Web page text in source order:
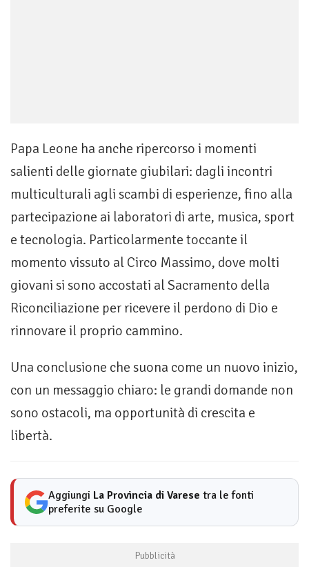
Papa Leone ha anche ripercorso i momenti
salienti delle giornate giubilari: dagli incontri
multiculturali agli scambi di esperienze, fino alla
partecipazione ai laboratori di arte, musica, sport
e tecnologia. Particolarmente toccante il
momento vissuto al Circo Massimo, dove molti
giovani si sono accostati al Sacramento della
Riconciliazione per ricevere il perdono di Dio e
rinnovare il proprio cammino.
Una conclusione che suona come un nuovo inizio,
con un messaggio chiaro: le grandi domande non
sono ostacoli, ma opportunità di crescita e
libertà.
Aggiungi La Provincia di Varese tra le fonti
preferite su Google